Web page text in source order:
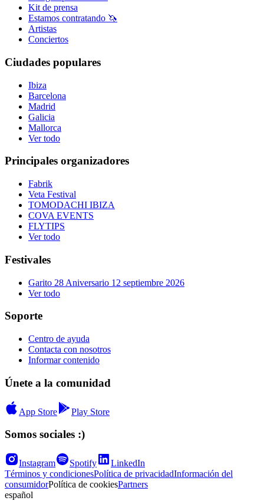
Kit de prensa
Estamos contratando 🦄
Artistas
Conciertos
Ciudades populares
Ibiza
Barcelona
Madrid
Galicia
Mallorca
Ver todo
Principales organizadores
Fabrik
Veta Festival
TOMODACHI IBIZA
COVA EVENTS
FLYTIPS
Ver todo
Festivales
Garito 28 Aniversario 12 septiembre 2026
Ver todo
Soporte
Centro de ayuda
Contacta con nosotros
Informar contenido
Únete a la comunidad
App Store Play Store
Somos sociales :)
Instagram Spotify
LinkedIn
Términos y condicionesPolítica de privacidadInformación del
consumidorPolítica de cookiesPartners
español